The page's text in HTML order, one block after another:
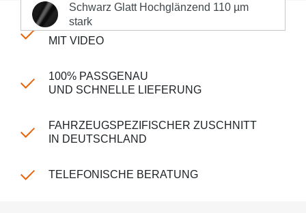
Schwarz Glatt Hochglänzend 110 µm
stark
Schwarz Glatt Hochglänzend 110 µm stark
EINFACHE MONTAGE
MIT VIDEO
100% PASSGENAU
UND SCHNELLE LIEFERUNG
FAHRZEUGSPEZIFISCHER ZUSCHNITT
IN DEUTSCHLAND
TELEFONISCHE BERATUNG